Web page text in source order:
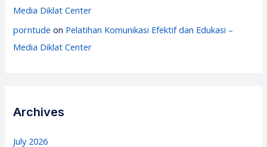
Media Diklat Center
porntude on Pelatihan Komunikasi Efektif dan Edukasi –
Media Diklat Center
Archives
July 2026